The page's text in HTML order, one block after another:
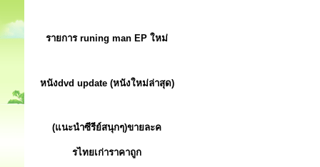
รายการ runing man EP ใหม่
หนังdvd update (หนังใหม่ล่าสุด)
(แนะนำซีรีย์สนุกๆ)ขายละค
รไทยเก่าราคาถูก